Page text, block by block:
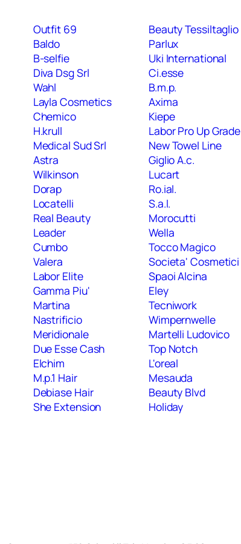
Outfit 69
Baldo
B-selfie
Diva Dsg Srl
Wahl
Layla Cosmetics
Chemico
H.krull
Medical Sud Srl
Astra
Wilkinson
Dorap
Locatelli
Real Beauty
Leader
Cumbo
Valera
Labor Elite
Gamma Piu'
Martina
Nastrificio
Meridionale
Due Esse Cash
Elchim
M.p.1 Hair
Debiase Hair
She Extension
Beauty Tessiltaglio
Parlux
Uki International
Ci.esse
B.m.p.
Axima
Kiepe
Labor Pro Up Grade
New Towel Line
Giglio A.c.
Lucart
Ro.ial.
S.a.l.
Morocutti
Wella
Tocco Magico
Societa' Cosmetici
Spaoi Alcina
Eley
Tecniwork
Wimpernwelle
Martelli Ludovico
Top Notch
L'oreal
Mesauda
Beauty Blvd
Holiday